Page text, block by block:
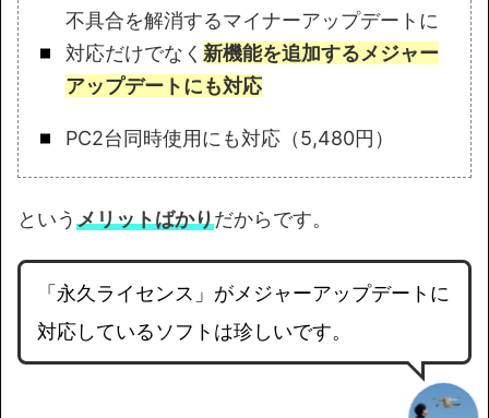
不具合を解消するマイナーアップデートに
対応だけでなく 新機能を追加するメジャー
アップデートにも対応
PC2台同時使用にも対応（5,480円）
というメリットばかりだからです。
「永久ライセンス」がメジャーアップデートに
対応しているソフトは珍しいです。